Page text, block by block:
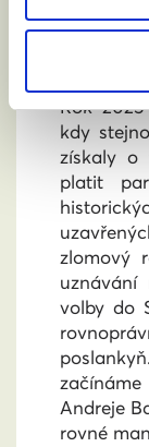
ROK
Rok
kdy
získaly o
platit
zlomový
uznávání
volby do
Andreje
rovné